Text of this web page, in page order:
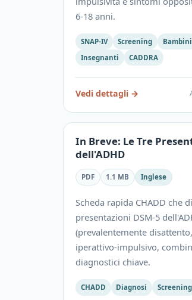
6-18 anni.
SNAP-IV Screening Bambini
Insegnanti
CADDRA
Vedi dettagli →
In Breve: Le Tre
dell'ADHD
PDF 1.1 MB Inglese
Scheda rapida CHADD che
presentazioni DSM-5
(prevalentemente
iperattivo-impulsivo,
diagnostici chiave.
CHADD Diagnosi Screening